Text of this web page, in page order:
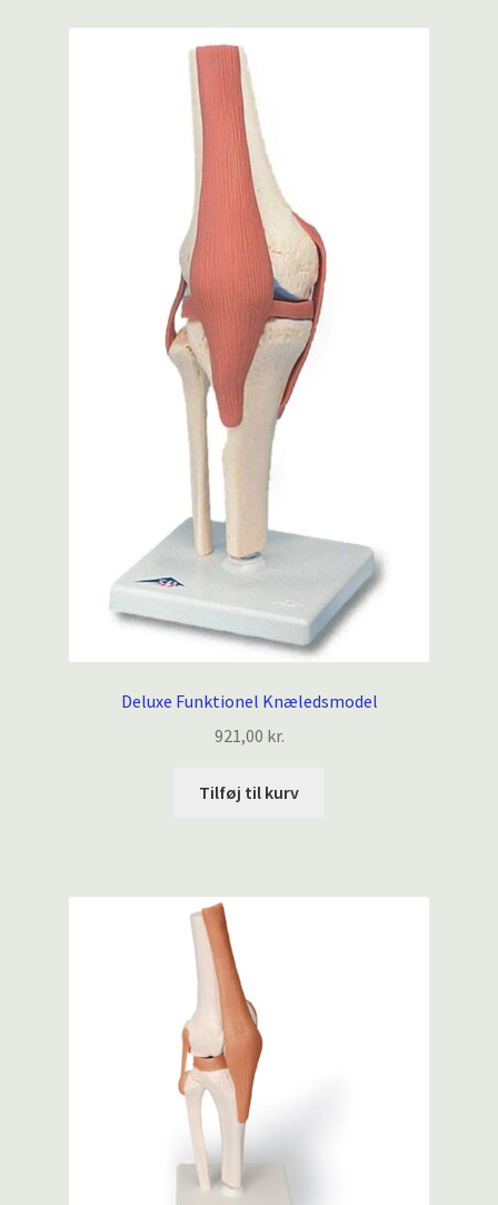
Deluxe Funktionel Knæledsmodel
921,00 kr.
Tilføj til kurv